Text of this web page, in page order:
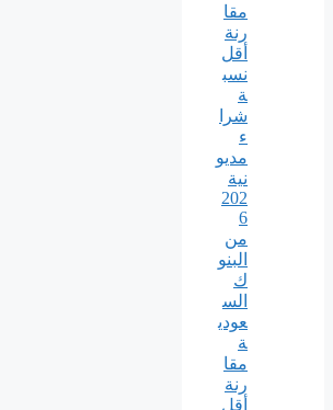
مقا
رنة
أقل
نسب
ة
شرا
ء
مديو
نية
202
6
من
البنو
ك
الس
عودي
ة
مقا
رنة
أقل